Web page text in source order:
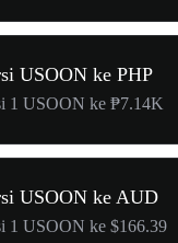
USOON ke PHP
1 USOON ke ₱7.14K
USOON ke AUD
1 USOON ke $166.39